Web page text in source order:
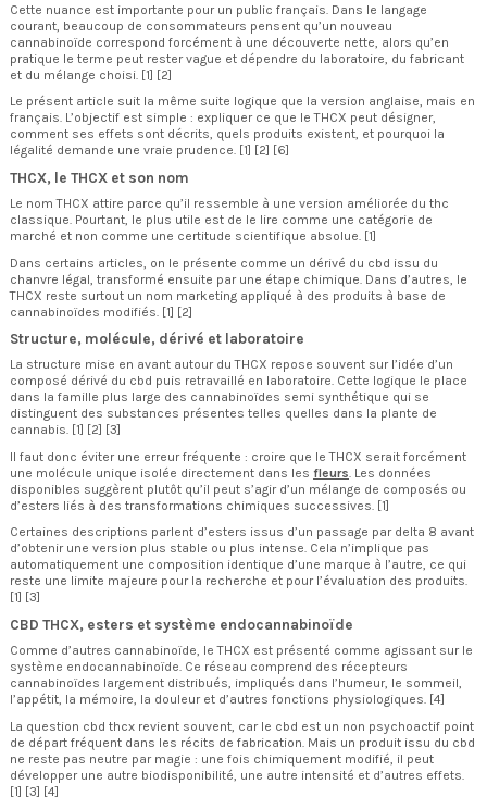
Cette nuance est importante pour un public français. Dans le langage
courant, beaucoup de consommateurs pensent qu’un nouveau
cannabinoïde correspond forcément à une découverte nette, alors qu’en
pratique le terme peut rester vague et dépendre du laboratoire, du fabricant
et du mélange choisi. [1] [2]
Le présent article suit la même suite logique que la version anglaise, mais en
français. L’objectif est simple : expliquer ce que le THCX peut désigner,
comment ses effets sont décrits, quels produits existent, et pourquoi la
légalité demande une vraie prudence. [1] [2] [6]
THCX, le THCX et son nom
Le nom THCX attire parce qu’il ressemble à une version améliorée du thc
classique. Pourtant, le plus utile est de le lire comme une catégorie de
marché et non comme une certitude scientifique absolue. [1]
Dans certains articles, on le présente comme un dérivé du cbd issu du
chanvre légal, transformé ensuite par une étape chimique. Dans d’autres, le
THCX reste surtout un nom marketing appliqué à des produits à base de
cannabinoïdes modifiés. [1] [2]
Structure, molécule, dérivé et laboratoire
La structure mise en avant autour du THCX repose souvent sur l’idée d’un
composé dérivé du cbd puis retravaillé en laboratoire. Cette logique le place
dans la famille plus large des cannabinoïdes semi synthétique qui se
distinguent des substances présentes telles quelles dans la plante de
cannabis. [1] [2] [3]
Il faut donc éviter une erreur fréquente : croire que le THCX serait forcément
une molécule unique isolée directement dans les fleurs . Les données
disponibles suggèrent plutôt qu’il peut s’agir d’un mélange de composés ou
d’esters liés à des transformations chimiques successives. [1]
Certaines descriptions parlent d’esters issus d’un passage par delta 8 avant
d’obtenir une version plus stable ou plus intense. Cela n’implique pas
automatiquement une composition identique d’une marque à l’autre, ce qui
reste une limite majeure pour la recherche et pour l’évaluation des produits.
[1] [3]
CBD THCX, esters et système endocannabinoïde
Comme d’autres cannabinoïde, le THCX est présenté comme agissant sur le
système endocannabinoïde. Ce réseau comprend des récepteurs
cannabinoïdes largement distribués, impliqués dans l’humeur, le sommeil,
l’appétit, la mémoire, la douleur et d’autres fonctions physiologiques. [4]
La question cbd thcx revient souvent, car le cbd est un non psychoactif point
de départ fréquent dans les récits de fabrication. Mais un produit issu du cbd
ne reste pas neutre par magie : une fois chimiquement modifié, il peut
développer une autre biodisponibilité, une autre intensité et d’autres effets.
[1] [3] [4]